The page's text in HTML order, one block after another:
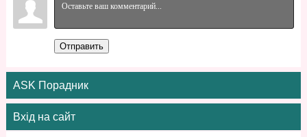
Отправить
ASK Порадник
Вхід на сайт